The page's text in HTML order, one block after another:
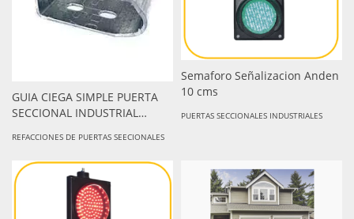
GUIA CIEGA SIMPLE PUERTA
SECCIONAL INDUSTRIAL
CAL. 16 GALVANIZADA POR
PIEZA(IZQ.-DER.) PARA
REMPLAZO/REPARACIONES
REFACCIONES DE PUERTAS SEECIONALES
Semaforo Señalizacion Anden
10 cms
PUERTAS SECCIONALES INDUSTRIALES